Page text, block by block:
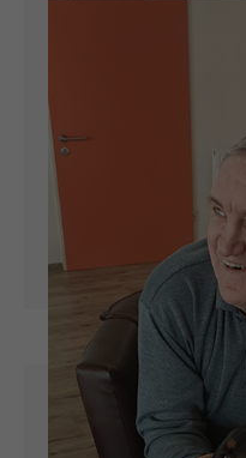
FINISSAGE
Im Rahmen der
für Inklusion in
Finissage die
Kunterbunt in